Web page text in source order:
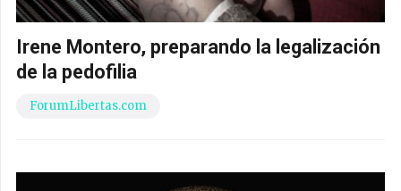
Irene Montero, preparando la legalización
de la pedofilia
ForumLibertas.com